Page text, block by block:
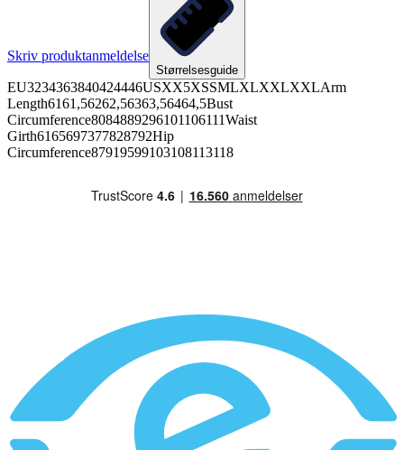
Skriv produktanmeldelse
Størrelsesguide
EU3234363840424446USXX5XSSMLXLXXLXXLArm
Length6161,56262,56363,56464,5Bust
Circumference8084889296101106111Waist
Girth6165697377828792Hip
Circumference87919599103108113118